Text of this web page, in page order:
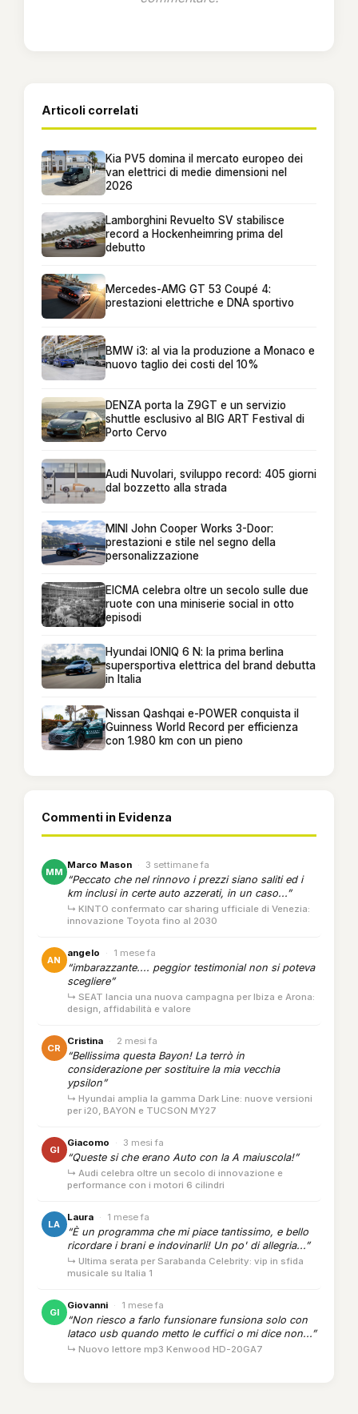
Articoli correlati
Kia PV5 domina il mercato europeo dei
van elettrici di medie dimensioni nel
2026
Lamborghini Revuelto SV stabilisce
record a Hockenheimring prima del
debutto
Mercedes-AMG GT 53 Coupé 4:
prestazioni elettriche e DNA sportivo
BMW i3: al via la produzione a Monaco e
nuovo taglio dei costi del 10%
DENZA porta la Z9GT e un servizio
shuttle esclusivo al BIG ART Festival di
Porto Cervo
Audi Nuvolari, sviluppo record: 405 giorni
dal bozzetto alla strada
MINI John Cooper Works 3-Door:
prestazioni e stile nel segno della
personalizzazione
EICMA celebra oltre un secolo sulle due
ruote con una miniserie social in otto
episodi
Hyundai IONIQ 6 N: la prima berlina
supersportiva elettrica del brand debutta
in Italia
Nissan Qashqai e-POWER conquista il
Guinness World Record per efficienza
con 1.980 km con un pieno
Commenti in Evidenza
MM
Marco Mason · 3 settimane fa
“Peccato che nel rinnovo i prezzi siano saliti ed i
km inclusi in certe auto azzerati, in un caso...”
↳ KINTO confermato car sharing ufficiale di Venezia:
innovazione Toyota fino al 2030
AN
angelo · 1 mese fa
“imbarazzante.... peggior testimonial non si poteva
scegliere”
↳ SEAT lancia una nuova campagna per Ibiza e Arona:
design, affidabilità e valore
CR
Cristina · 2 mesi fa
“Bellissima questa Bayon! La terrò in
considerazione per sostituire la mia vecchia
ypsilon”
↳ Hyundai amplia la gamma Dark Line: nuove versioni
per i20, BAYON e TUCSON MY27
GI
Giacomo · 3 mesi fa
“Queste si che erano Auto con la A maiuscola!”
↳ Audi celebra oltre un secolo di innovazione e
performance con i motori 6 cilindri
LA
Laura · 1 mese fa
“È un programma che mi piace tantissimo, e bello
ricordare i brani e indovinarli! Un po' di allegria...”
↳ Ultima serata per Sarabanda Celebrity: vip in sfida
musicale su Italia 1
GI
Giovanni · 1 mese fa
“Non riesco a farlo funsionare funsiona solo con
lataco usb quando metto le cuffici o mi dice non...”
↳ Nuovo lettore mp3 Kenwood HD-20GA7